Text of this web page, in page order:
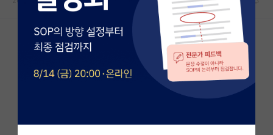
커뮤니티 홈
전체글보기
베스트 게시판
자유 게시판(아무개랩)